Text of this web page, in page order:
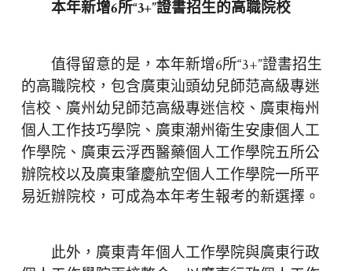
本年新增6所“3+”證書招生的高職院校
值得留意的是，本年新增6所“3+”證書招生
的高職院校，包含廣東汕頭幼兒師范高級專迷
信校、廣州幼兒師范高級專迷信校、廣東梅州
個人工作技巧學院、廣東潮州衛生安康個人工
作學院、廣東云浮西醫藥個人工作學院五所公
辦院校以及廣東肇慶航空個人工作學院一所平
易近辦院校，可成為本年考生報考的新選擇。
此外，廣東青年個人工作學院與廣東行政